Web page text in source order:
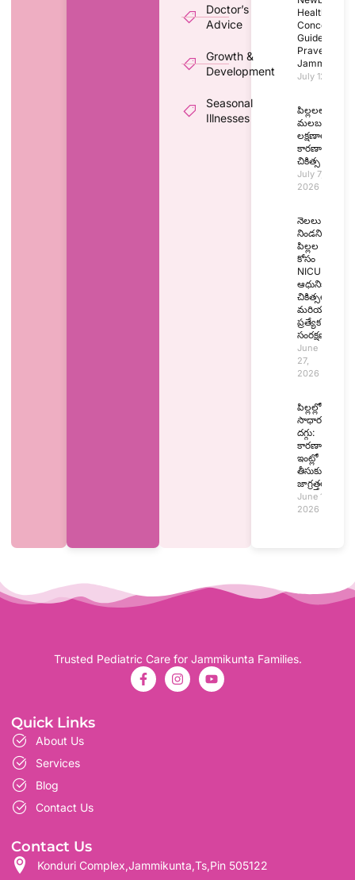
Doctor’s
Advice
Growth &
Development
Seasonal
Illnesses
Health
Concerns: A
Guide by Dr.
Praveen |
Jammikunta
July 12, 2026
పిల్లలలో
మలబద్ధకం:
లక్షణాలు,
కారణాలు,
చికిత్స
July 7,
2026
నెలలు
నిండని
పిల్లల
కోసం
NICU:
ఆధునిక
చికిత్సలు
మరియు
ప్రత్యేక
సంరక్షణ
June
27,
2026
పిల్లల్లో
సాధారణ
దగ్గు:
కారణాలు,
ఇంట్లో
తీసుకునే
జాగ్రత్తలు
June 15,
2026
Trusted Pediatric Care for Jammikunta Families.
Quick Links
About Us
Services
Blog
Contact Us
Contact Us
Konduri Complex,Jammikunta,Ts,Pin 505122